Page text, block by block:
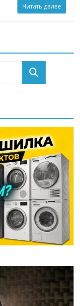
Читать далее